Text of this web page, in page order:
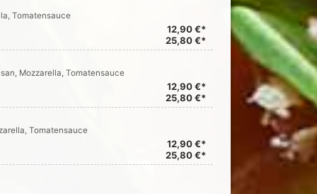
Tomatensauce
12,90 €*
25,80 €*
Mozzarella, Tomatensauce
12,90 €*
25,80 €*
Tomatensauce
12,90 €*
25,80 €*